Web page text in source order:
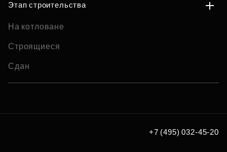
Этап строительства
На котловане
Строящиеся
Сдан
+7 (495) 032-45-20